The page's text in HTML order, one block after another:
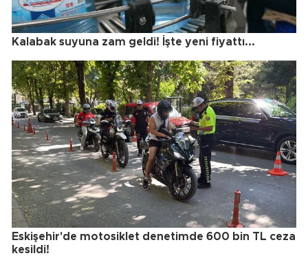
Kalabak suyuna zam geldi! İşte yeni fiyattı...
Eskişehir'de motosiklet denetimde 600 bin TL ceza
kesildi!